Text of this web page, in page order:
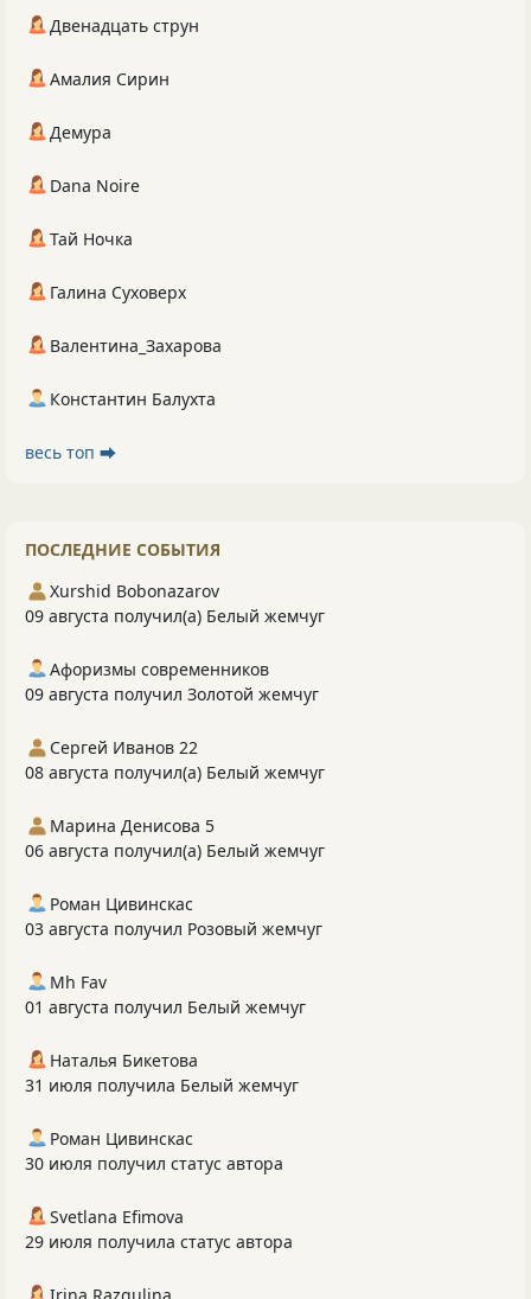
Двенадцать струн
Амалия Сирин
Демура
Dana Noire
Тай Ночка
Галина Суховерх
Валентина_Захарова
Константин Балухта
весь топ ⮕
ПОСЛЕДНИЕ СОБЫТИЯ
Xurshid Bobonazarov
09 августа получил(а) Белый жемчуг
Афоризмы современников
09 августа получил Золотой жемчуг
Сергей Иванов 22
08 августа получил(а) Белый жемчуг
Марина Денисова 5
06 августа получил(а) Белый жемчуг
Роман Цивинскас
03 августа получил Розовый жемчуг
Mh Fav
01 августа получил Белый жемчуг
Наталья Бикетова
31 июля получила Белый жемчуг
Роман Цивинскас
30 июля получил статус автора
Svetlana Efimova
29 июля получила статус автора